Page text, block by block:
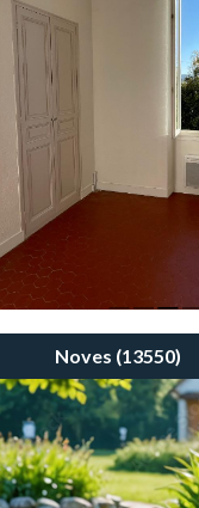
CADENET (84160)
89 000€
Noves (13550)